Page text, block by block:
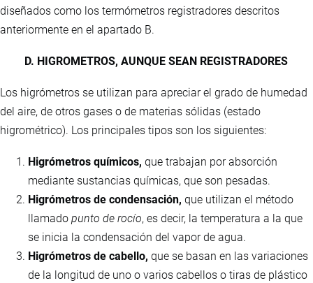
diseñados como los termómetros registradores descritos
anteriormente en el apartado B.
D. HIGROMETROS, AUNQUE SEAN REGISTRADORES
Los higrómetros se utilizan para apreciar el grado de humedad
del aire, de otros gases o de materias sólidas (estado
higrométrico). Los principales tipos son los siguientes:
Higrómetros químicos, que trabajan por absorción
mediante sustancias químicas, que son pesadas.
Higrómetros de condensación, que utilizan el método
llamado punto de rocío, es decir, la temperatura a la que
se inicia la condensación del vapor de agua.
Higrómetros de cabello, que se basan en las variaciones
de la longitud de uno o varios cabellos o tiras de plástico